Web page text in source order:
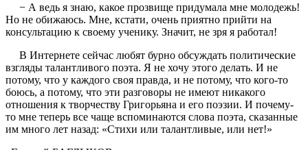
− А ведь я знаю, какое прозвище придумала мне молодежь!
Но не обижаюсь. Мне, кстати, очень приятно прийти на
консультацию к своему ученику. Значит, не зря я работал!
В Интернете сейчас любят бурно обсуждать политические
взгляды талантливого поэта. Я не хочу этого делать. И не
потому, что у каждого своя правда, и не потому, что кого-то
боюсь, а потому, что эти разговоры не имеют никакого
отношения к творчеству Григорьяна и его поэзии. И почему-
то мне теперь все чаще вспоминаются слова поэта, сказанные
им много лет назад: «Стихи или талантливые, или нет!»